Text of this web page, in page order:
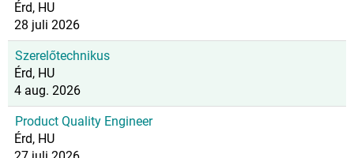
Érd, HU
28 juli 2026
Szerelőtechnikus
Érd, HU
4 aug. 2026
Product Quality Engineer
Érd, HU